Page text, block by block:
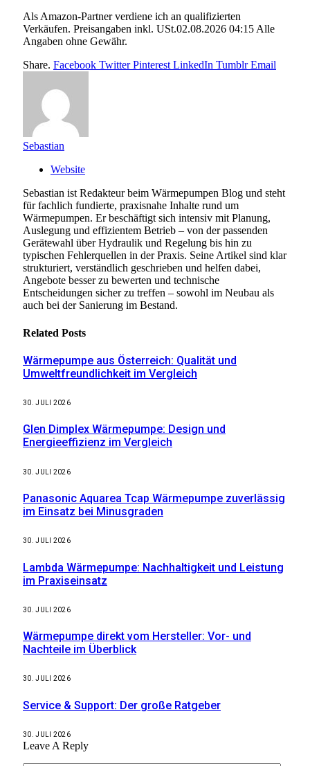
Als Amazon-Partner verdiene ich an qualifizierten
Verkäufen. Preisangaben inkl. USt.02.08.2026 04:15 Alle
Angaben ohne Gewähr.
Share. Facebook Twitter Pinterest LinkedIn Tumblr Email
Sebastian
Website
Sebastian ist Redakteur beim Wärmepumpen Blog und steht
für fachlich fundierte, praxisnahe Inhalte rund um
Wärmepumpen. Er beschäftigt sich intensiv mit Planung,
Auslegung und effizientem Betrieb – von der passenden
Gerätewahl über Hydraulik und Regelung bis hin zu
typischen Fehlerquellen in der Praxis. Seine Artikel sind klar
strukturiert, verständlich geschrieben und helfen dabei,
Angebote besser zu bewerten und technische
Entscheidungen sicher zu treffen – sowohl im Neubau als
auch bei der Sanierung im Bestand.
Related Posts
Wärmepumpe aus Österreich: Qualität und
Umweltfreundlichkeit im Vergleich
30. JULI 2026
Glen Dimplex Wärmepumpe: Design und
Energieeffizienz im Vergleich
30. JULI 2026
Panasonic Aquarea Tcap Wärmepumpe zuverlässig
im Einsatz bei Minusgraden
30. JULI 2026
Lambda Wärmepumpe: Nachhaltigkeit und Leistung
im Praxiseinsatz
30. JULI 2026
Wärmepumpe direkt vom Hersteller: Vor- und
Nachteile im Überblick
30. JULI 2026
Service & Support: Der große Ratgeber
30. JULI 2026
Leave A Reply